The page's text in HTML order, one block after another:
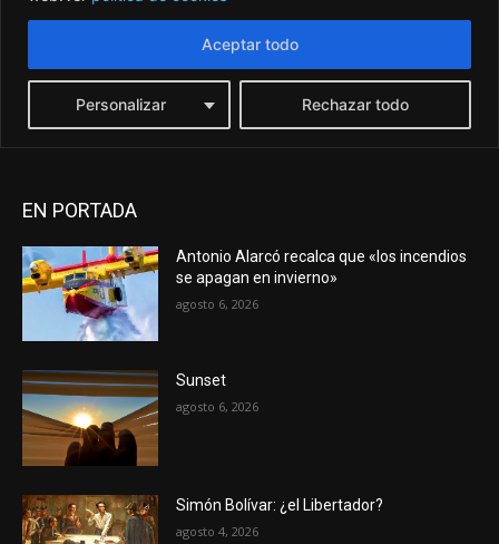
EN PORTADA
Antonio Alarcó recalca que «los incendios
se apagan en invierno»
agosto 6, 2026
Sunset
agosto 6, 2026
Simón Bolívar: ¿el Libertador?
agosto 4, 2026